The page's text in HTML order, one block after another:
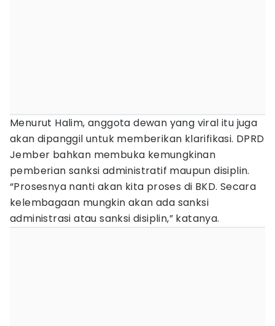
Menurut Halim, anggota dewan yang viral itu juga
akan dipanggil untuk memberikan klarifikasi. DPRD
Jember bahkan membuka kemungkinan
pemberian sanksi administratif maupun disiplin.
“Prosesnya nanti akan kita proses di BKD. Secara
kelembagaan mungkin akan ada sanksi
administrasi atau sanksi disiplin,” katanya.